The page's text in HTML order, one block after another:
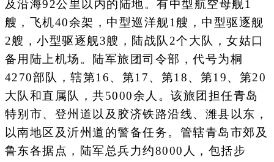
及沿海92公里以内的陆地。有中型航空母舰1
艘，飞机40余架，中型巡洋舰1艘，中型驱逐舰
2艘，小型驱逐舰3艘，陆战队2个大队，女姑口
备用陆上机场。陆军旅团司令部，代号为桐
4270部队，辖第16、第17、第18、第19、第20
大队和直属队，共5000余人。该旅团担任青岛
特别市、登州道以及胶济铁路沿线、潍县以东，
以南地区及沂州道的警备任务。管辖青岛市郊及
鲁东各据点，陆军总兵力约8000人，包括步